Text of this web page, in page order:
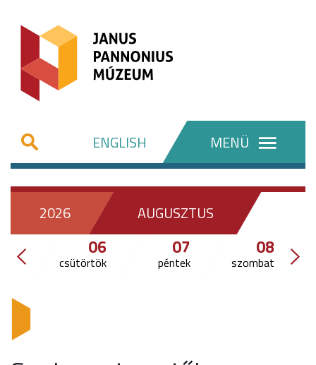
ENGLISH MENÜ
2026 AUGUSZTUS
06
csütörtök
07
péntek
08
szombat